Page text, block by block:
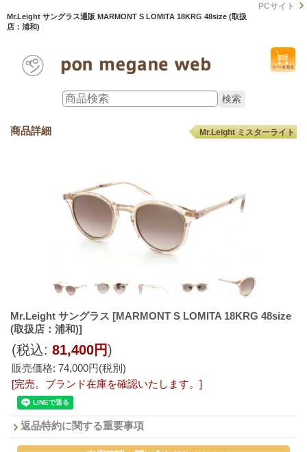
Mr.Leight サングラス通販 MARMONT S LOMITA 18KRG 48size (取扱
店：浦和)
PCサイト
商品詳細 Mr.Leight ミスターライト
Mr.Leight サングラス [MARMONT S LOMITA 18KRG 48size
(取扱店：浦和)]
販売価格: 74,000円(税別)
(税込: 81,400円)
[完売。ブランド在庫を確認いたします。]
返品特約に関する重要事項